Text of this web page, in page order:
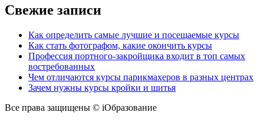
Свежие записи
Как определить самые лучшие и посещаемые курсы
Как стать фотографом, какие окончить курсы
Профессия портного-закройщика входит в топ самых
востребованных
Чем отличаются курсы парикмахеров в разных центрах
Зачем нужны курсы кройки и шитья
Все права защищены © iОбразование